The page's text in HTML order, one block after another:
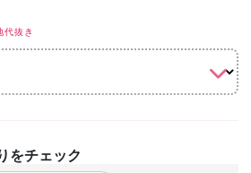
代抜き
をチェック